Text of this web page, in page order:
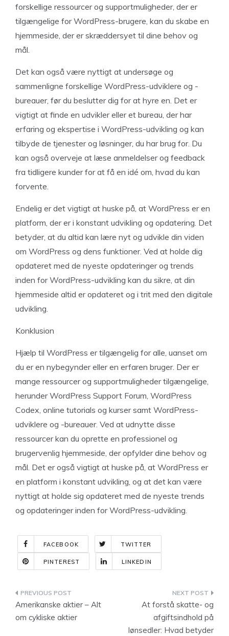
forskellige ressourcer og supportmuligheder, der er
tilgængelige for WordPress-brugere, kan du skabe en
hjemmeside, der er skræddersyet til dine behov og
mål.
Det kan også være nyttigt at undersøge og
sammenligne forskellige WordPress-udviklere og -
bureauer, før du beslutter dig for at hyre en. Det er
vigtigt at finde en udvikler eller et bureau, der har
erfaring og ekspertise i WordPress-udvikling og kan
tilbyde de tjenester og løsninger, du har brug for. Du
kan også overveje at læse anmeldelser og feedback
fra tidligere kunder for at få en idé om, hvad du kan
forvente.
Endelig er det vigtigt at huske på, at WordPress er en
platform, der er i konstant udvikling og opdatering. Det
betyder, at du altid kan lære nyt og udvikle din viden
om WordPress og dens funktioner. Ved at holde dig
opdateret med de nyeste opdateringer og trends
inden for WordPress-udvikling kan du sikre, at din
hjemmeside altid er opdateret og i trit med den digitale
udvikling.
Konklusion
Hjælp til WordPress er tilgængelig for alle, uanset om
du er en nybegynder eller en erfaren bruger. Der er
mange ressourcer og supportmuligheder tilgængelige,
herunder WordPress Support Forum, WordPress
Codex, online tutorials og kurser samt WordPress-
udviklere og -bureauer. Ved at udnytte disse
ressourcer kan du oprette en professionel og
brugervenlig hjemmeside, der opfylder dine behov og
mål. Det er også vigtigt at huske på, at WordPress er
en platform i konstant udvikling, og at det kan være
nyttigt at holde sig opdateret med de nyeste trends
og opdateringer inden for WordPress-udvikling.
FACEBOOK TWITTER
PINTEREST LINKEDIN
Indlægsnavigation
Amerikanske aktier – Alt
om cykliske aktier
At forstå skatte- og
afgiftsindhold på
lønsedler: Hvad betyder